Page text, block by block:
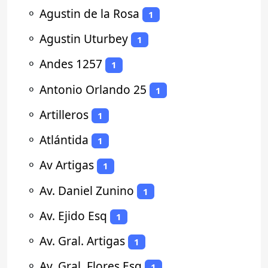
⚬ Agustin de la Rosa 1
⚬ Agustin Uturbey 1
⚬ Andes 1257 1
⚬ Antonio Orlando 25 1
⚬ Artilleros 1
⚬ Atlántida 1
⚬ Av Artigas 1
⚬ Av. Daniel Zunino 1
⚬ Av. Ejido Esq 1
⚬ Av. Gral. Artigas 1